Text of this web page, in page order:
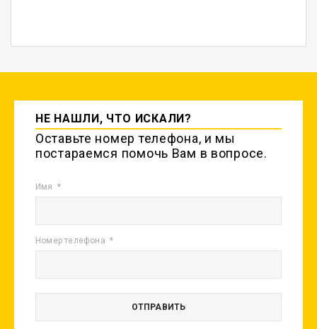
НЕ НАШЛИ, ЧТО ИСКАЛИ?
Оставьте номер телефона, и мы
постараемся помочь Вам в вопросе.
Имя
Номер телефона